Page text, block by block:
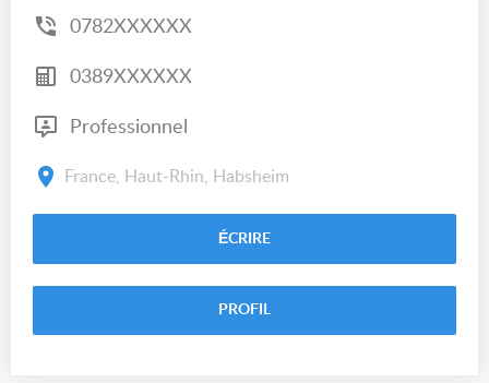
0782XXXXXX
0389XXXXXX
Professionnel
France, Haut-Rhin, Habsheim
ÉCRIRE
PROFIL